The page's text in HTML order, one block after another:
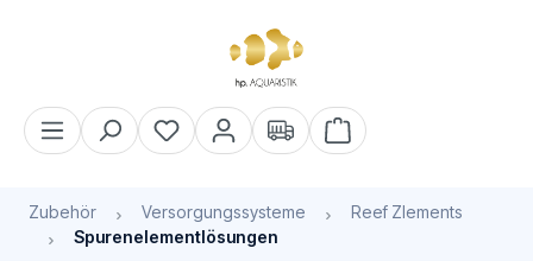
Warenkorb enthält 0
Zubehör Versorgungssysteme
Reef Zlements
Spurenelementlösungen